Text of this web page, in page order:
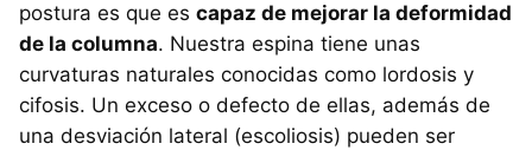
postura es que es capaz de mejorar la deformidad
de la columna. Nuestra espina tiene unas
curvaturas naturales conocidas como lordosis y
cifosis. Un exceso o defecto de ellas, además de
una desviación lateral (escoliosis) pueden ser